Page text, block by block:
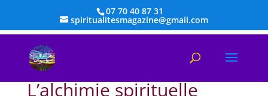
07 70 40 87 31
spiritualitesmagazine@gmail.com
L’alchimie spirituelle